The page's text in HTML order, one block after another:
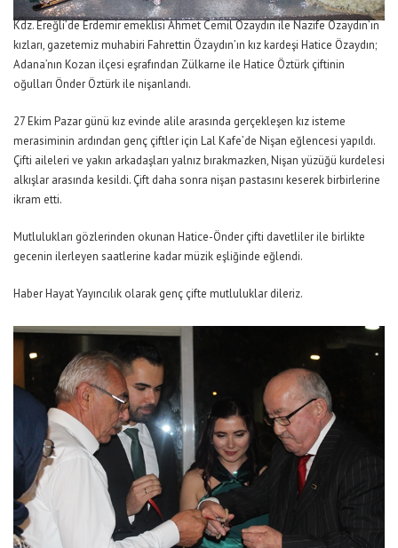
Kdz. Ereğli’de Erdemir emeklisi Ahmet Cemil Özaydın ile Nazife Özaydın’ın
kızları, gazetemiz muhabiri Fahrettin Özaydın’ın kız kardeşi Hatice Özaydın;
Adana’nın Kozan ilçesi eşrafından Zülkarne ile Hatice Öztürk çiftinin
oğulları Önder Öztürk ile nişanlandı.
27 Ekim Pazar günü kız evinde alile arasında gerçekleşen kız isteme
merasiminin ardından genç çiftler için Lal Kafe’de Nişan eğlencesi yapıldı.
Çifti aileleri ve yakın arkadaşları yalnız bırakmazken, Nişan yüzüğü kurdelesi
alkışlar arasında kesildi. Çift daha sonra nişan pastasını keserek birbirlerine
ikram etti.
Mutlulukları gözlerinden okunan Hatice-Önder çifti davetliler ile birlikte
gecenin ilerleyen saatlerine kadar müzik eşliğinde eğlendi.
Haber Hayat Yayıncılık olarak genç çifte mutluluklar dileriz.